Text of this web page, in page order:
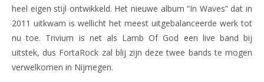
heel eigen stijl ontwikkeld. Het nieuwe album “In Waves” dat in
2011 uitkwam is wellicht het meest uitgebalanceerde werk tot
nu toe. Trivium is net als Lamb Of God een live band bij
uitstek, dus FortaRock zal blij zijn deze twee bands te mogen
verwelkomen in Nijmegen.